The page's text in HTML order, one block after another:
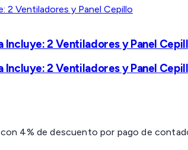
Incluye: 2 Ventiladores y Panel
Incluye: 2 Ventiladores y Panel
4% de descuento por pago de